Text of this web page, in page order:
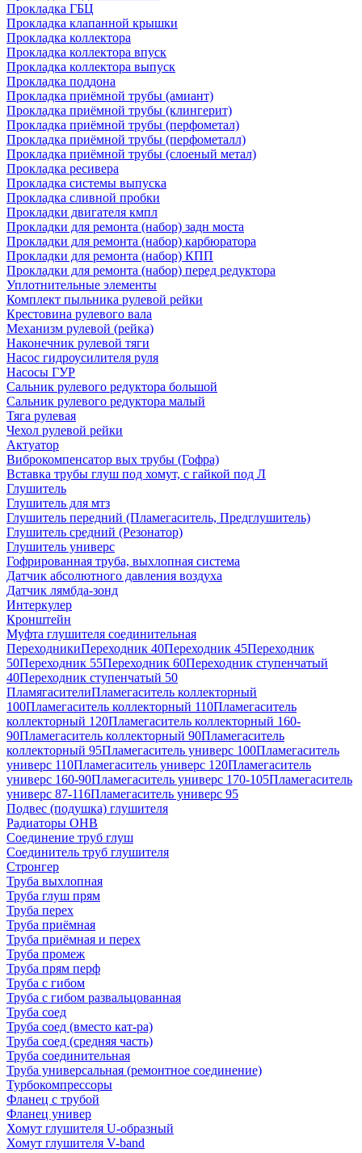
Прокладка ГБЦ
Прокладка клапанной крышки
Прокладка коллектора
Прокладка коллектора впуск
Прокладка коллектора выпуск
Прокладка поддона
Прокладка приёмной трубы (амиант)
Прокладка приёмной трубы (клингерит)
Прокладка приёмной трубы (перфометал)
Прокладка приёмной трубы (перфометалл)
Прокладка приёмной трубы (слоеный метал)
Прокладка ресивера
Прокладка системы выпуска
Прокладка сливной пробки
Прокладки двигателя кмпл
Прокладки для ремонта (набор) задн моста
Прокладки для ремонта (набор) карбюратора
Прокладки для ремонта (набор) КПП
Прокладки для ремонта (набор) перед редуктора
Уплотнительные элементы
Комплект пыльника рулевой рейки
Крестовина рулевого вала
Механизм рулевой (рейка)
Наконечник рулевой тяги
Насос гидроусилителя руля
Насосы ГУР
Сальник рулевого редуктора большой
Сальник рулевого редуктора малый
Тяга рулевая
Чехол рулевой рейки
Актуатор
Виброкомпенсатор вых трубы (Гофра)
Вставка трубы глуш под хомут, с гайкой под Л
Глушитель
Глушитель для мтз
Глушитель передний (Пламегаситель, Предглушитель)
Глушитель средний (Резонатор)
Глушитель универс
Гофрированная труба, выхлопная система
Датчик абсолютного давления воздуха
Датчик лямбда-зонд
Интеркулер
Кронштейн
Муфта глушителя соединительная
ПереходникиПереходник 40Переходник 45Переходник
50Переходник 55Переходник 60Переходник ступенчатый
40Переходник ступенчатый 50
ПламягасителиПламегаситель коллекторный
100Пламегаситель коллекторный 110Пламегаситель
коллекторный 120Пламегаситель коллекторный 160-
90Пламегаситель коллекторный 90Пламегаситель
коллекторный 95Пламегаситель универс 100Пламегаситель
универс 110Пламегаситель универс 120Пламегаситель
универс 160-90Пламегаситель универс 170-105Пламегаситель
универс 87-116Пламегаситель универс 95
Подвес (подушка) глушителя
Радиаторы ОНВ
Соединение труб глуш
Соединитель труб глушителя
Стронгер
Труба выхлопная
Труба глуш прям
Труба перех
Труба приёмная
Труба приёмная и перех
Труба промеж
Труба прям перф
Труба с гибом
Труба с гибом развальцованная
Труба соед
Труба соед (вместо кат-ра)
Труба соед (средняя часть)
Труба соединительная
Труба универсальная (ремонтное соединение)
Турбокомпрессоры
Фланец с трубой
Фланец универ
Хомут глушителя U-образный
Хомут глушителя V-band